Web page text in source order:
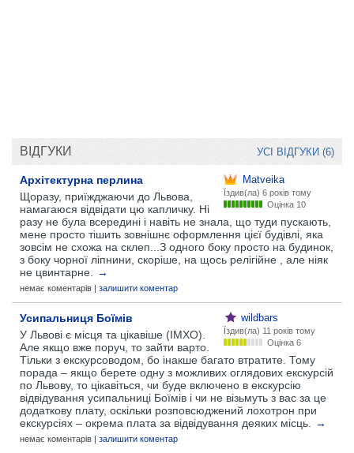
ВІДГУКИ УСІ ВІДГУКИ (6)
Matveika
Їздив(ла) 6 років тому
Оцінка 10
Архітектурна перлина
Щоразу, приїжджаючи до Львова,
намагаюся відвідати цю капличку. Ні
разу не була всередині і навіть не знала, що туди пускають,
мене просто тішить зовнішнє оформлення цієї будівлі, яка
зовсім не схожа на склеп...З одного боку просто на будинок,
з боку чорної ліпнини, скоріше, на щось релігійне , але ніяк
не цвинтарне.
→
немає коментарів | залишити коментар
wildbars
Їздив(ла) 11 років тому
Оцінка 6
Усипальниця Боїмів
У Львові є місця та цікавіше (ІМХО).
Але якщо вже поруч, то зайти варто.
Тільки з екскурсоводом, бо інакше багато втратите. Тому
порада – якщо берете одну з можливих оглядових екскурсій
по Львову, то цікавіться, чи буде включено в екскурсію
відвідування усипальниці Боїмів і чи не візьмуть з вас за це
додаткову плату, оскільки розповсюджений лохотрон при
екскурсіях – окрема плата за відвідування деяких місць.
→
немає коментарів | залишити коментар